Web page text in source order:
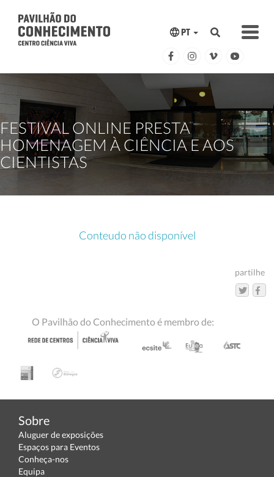
PT
FESTIVAL ONLINE PRESTA
HOMENAGEM À CIÊNCIA E AOS
CIENTISTAS
Conteudo não disponível
partilhe
O Pavilhão do Conhecimento é membro de:
Sobre
Aluguer de exposições
Espaços para Eventos
Conheça-nos
Equipa